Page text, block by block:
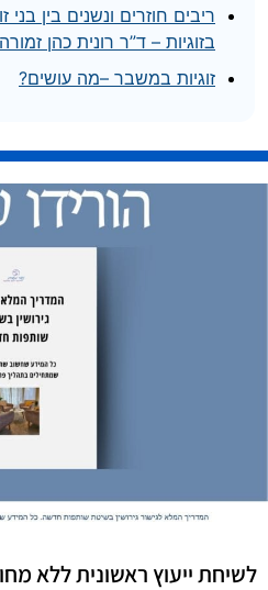
ריבים חוזרים ונשנים בין
בזוגיות – ד”ר רונית כהן זמורה
זוגיות במשבר –מה עושים?
לשיחת ייעוץ ראשונית ללא